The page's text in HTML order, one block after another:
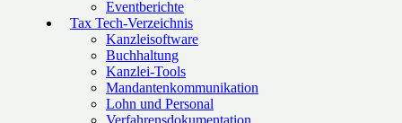
Eventberichte
Tax Tech-Verzeichnis
Kanzleisoftware
Buchhaltung
Kanzlei-Tools
Mandantenkommunikation
Lohn und Personal
Verfahrensdokumentation